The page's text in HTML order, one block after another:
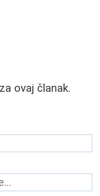
ovaj članak.